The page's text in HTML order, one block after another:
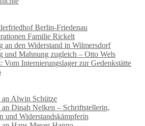
Berlin-Friedenau
Familie Rickelt
an den Widerstand in Wilmersdorf
und Mahnung zugleich – Otto Wels
Vom Internierungslager zur Gedenkstätte
an Alwin Schütze
an Dinah Nelken – Schriftstellerin,
und Widerstandskämpferin